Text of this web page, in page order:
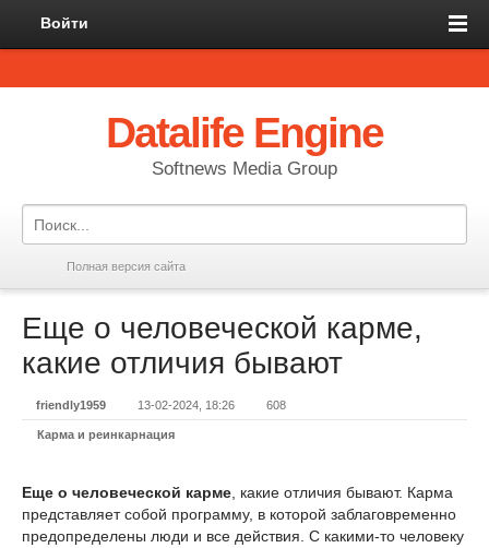
Войти
Datalife Engine
Softnews Media Group
Полная версия сайта
Еще о человеческой карме,
какие отличия бывают
friendly1959 13-02-2024, 18:26 608
Карма и реинкарнация
Еще о человеческой карме , какие отличия бывают. Карма
представляет собой программу, в которой заблаговременно
предопределены люди и все действия. С какими-то человеку